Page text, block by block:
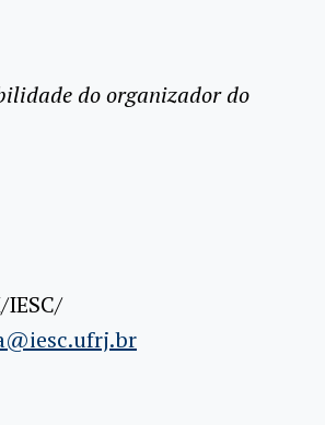
do organizador do
IESC/